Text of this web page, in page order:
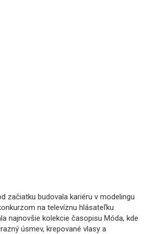
začiatku budovala kariéru v modelingu
na televíznu hlásateľku
najnovšie kolekcie časopisu Móda, kde
úsmev, krepované vlasy a